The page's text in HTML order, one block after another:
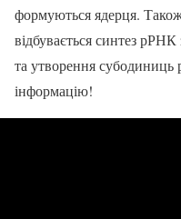
формуються ядерця.
відбувається синтез
та утворення
інформацію!